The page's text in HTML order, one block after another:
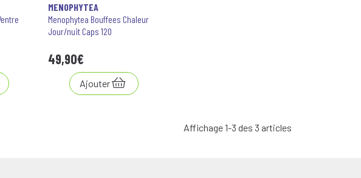
MENOPHYTEA
Menophytea Bouffees Chaleur
Jour/nuit Caps 120
49,90€
Ajouter
Affichage 1-3 des 3 articles